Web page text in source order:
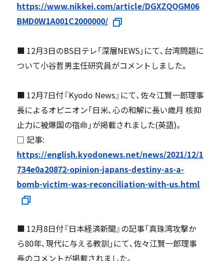
https://www.nikkei.com/article/DGXZQOGM06
BMD0W1A001C2000000/
■ 12月3日のBS日テレ「深層NEWS」にて、台湾問題に
ついて小谷哲男主任研究員がコメントしました。
■ 12月7日付『Kyodo News』にて、佐々江賢一郎理事
長によるオピニオン「日米、心の和解に長い歳月 核抑
止力に被爆国の宿命」が掲載されました(英語)。
□ 記事:
https://english.kyodonews.net/news/2021/12/1
734e0a20872-opinion-japans-destiny-as-a-
bomb-victim-was-reconciliation-with-us.html
■ 12月8日付『日本経済新聞』の記事「真珠湾攻撃か
ら80年、現代に与える教訓」にて、佐々江賢一郎理事
長のコメントが掲載されました。